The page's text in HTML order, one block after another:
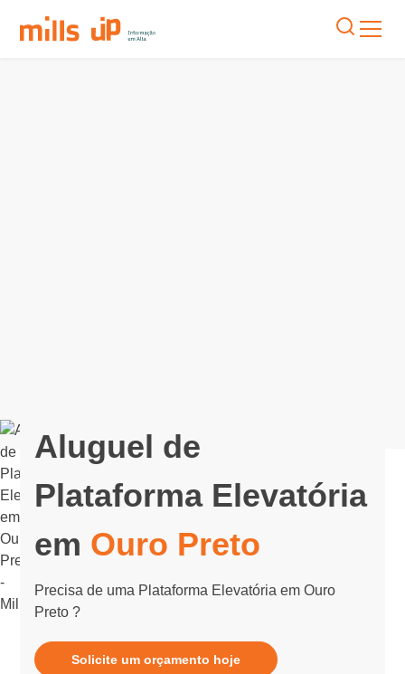
Aluguel de
Plataforma Elevatória
em Ouro Preto
Precisa de uma Plataforma Elevatória em Ouro
Preto ?
Solicite um orçamento hoje